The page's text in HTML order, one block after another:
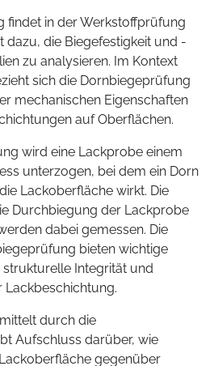
findet in der Werkstoffprüfung
dazu, die Biegefestigkeit und -
zu analysieren. Im Kontext
sich die Dornbiegeprüfung
mechanischen Eigenschaften
auf Oberflächen.
wird eine Lackprobe einem
unterzogen, bei dem ein Dorn
Lackoberfläche wirkt. Die
Durchbiegung der Lackprobe
dabei gemessen. Die
bieten wichtige
strukturelle Integrität und
Lackbeschichtung.
durch die
Aufschluss darüber, wie
gegenüber